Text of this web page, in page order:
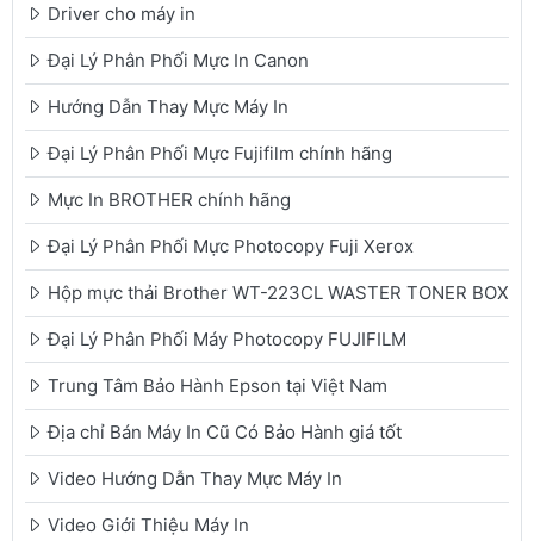
Driver cho máy in
Đại Lý Phân Phối Mực In Canon
Hướng Dẫn Thay Mực Máy In
Đại Lý Phân Phối Mực Fujifilm chính hãng
Mực In BROTHER chính hãng
Đại Lý Phân Phối Mực Photocopy Fuji Xerox
Hộp mực thải Brother WT-223CL WASTER TONER BOX
Đại Lý Phân Phối Máy Photocopy FUJIFILM
Trung Tâm Bảo Hành Epson tại Việt Nam
Địa chỉ Bán Máy In Cũ Có Bảo Hành giá tốt
Video Hướng Dẫn Thay Mực Máy In
Video Giới Thiệu Máy In